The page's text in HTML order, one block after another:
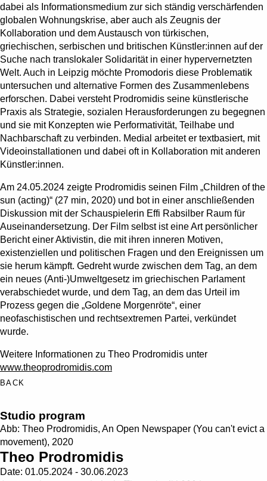
dabei als Informationsmedium zur sich ständig verschärfenden
globalen Wohnungskrise, aber auch als Zeugnis der
Kollaboration und dem Austausch von türkischen,
griechischen, serbischen und britischen Künstler:innen auf der
Suche nach translokaler Solidarität in einer hypervernetzten
Welt. Auch in Leipzig möchte Promodoris diese Problematik
untersuchen und alternative Formen des Zusammenlebens
erforschen. Dabei versteht Prodromidis seine künstlerische
Praxis als Strategie, sozialen Herausforderungen zu begegnen
und sie mit Konzepten wie Performativität, Teilhabe und
Nachbarschaft zu verbinden. Medial arbeitet er textbasiert, mit
Videoinstallationen und dabei oft in Kollaboration mit anderen
Künstler:innen.
Am 24.05.2024 zeigte Prodromidis seinen Film „Children of the
sun (acting)“ (27 min, 2020) und bot in einer anschließenden
Diskussion mit der Schauspielerin Effi Rabsilber Raum für
Auseinandersetzung. Der Film selbst ist eine Art persönlicher
Bericht einer Aktivistin, die mit ihren inneren Motiven,
existenziellen und politischen Fragen und den Ereignissen um
sie herum kämpft. Gedreht wurde zwischen dem Tag, an dem
ein neues (Anti-)Umweltgesetz im griechischen Parlament
verabschiedet wurde, und dem Tag, an dem das Urteil im
Prozess gegen die „Goldene Morgenröte“, einer
neofaschistischen und rechtsextremen Partei, verkündet
wurde.
Weitere Informationen zu Theo Prodromidis unter
www.theoprodromidis.com
BACK
Studio program
Abb: Theo Prodromidis, An Open Newspaper (You can't evict a
movement), 2020
Theo Prodromidis
Date: 01.05.2024 - 30.06.2023